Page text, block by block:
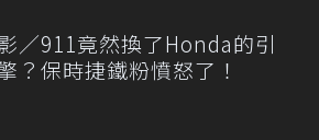
／911竟然換了Honda的引
？保時捷鐵粉憤怒了！